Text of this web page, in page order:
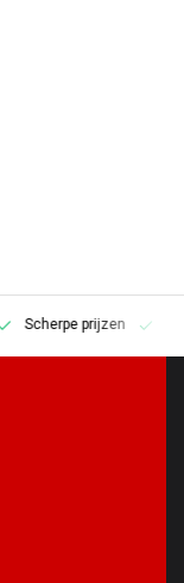
Scherpe prijzen